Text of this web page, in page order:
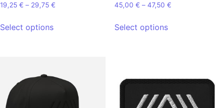
19,25 € – 29,75 € Price range: 19,25 € through 29,75 €
Select options
45,00 € – 47,50 €Price range:
Select options